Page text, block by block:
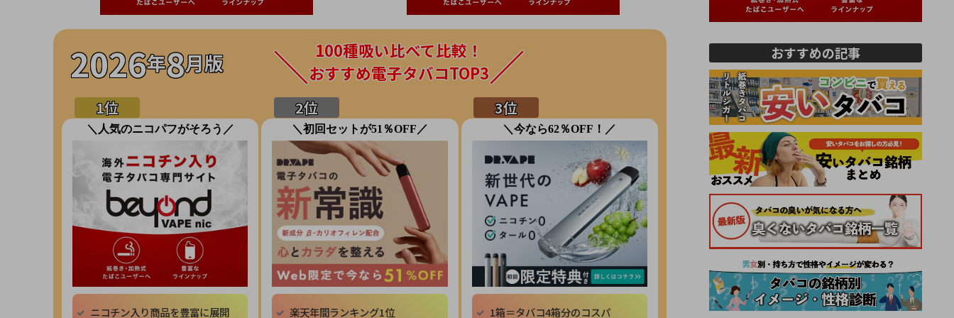
2026年8月版
100種吸い比べて比較！
おすすめ電子タバコTOP3
＼人気のニコパフがそろう／
ニコチン入り商品を豊富に展開
＼初回セットが51％OFF／
楽天年間ランキング1位
＼今なら62％OFF！／
1箱＝タバコ4箱分のコスパ
おすすめの記事